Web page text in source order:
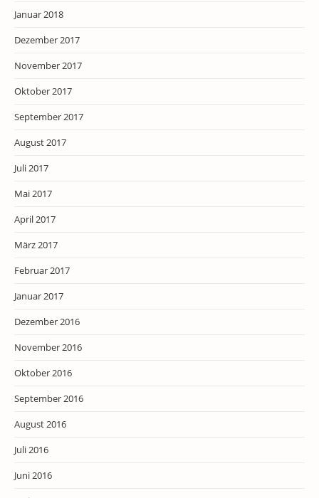
Januar 2018
Dezember 2017
November 2017
Oktober 2017
September 2017
August 2017
Juli 2017
Mai 2017
April 2017
März 2017
Februar 2017
Januar 2017
Dezember 2016
November 2016
Oktober 2016
September 2016
August 2016
Juli 2016
Juni 2016